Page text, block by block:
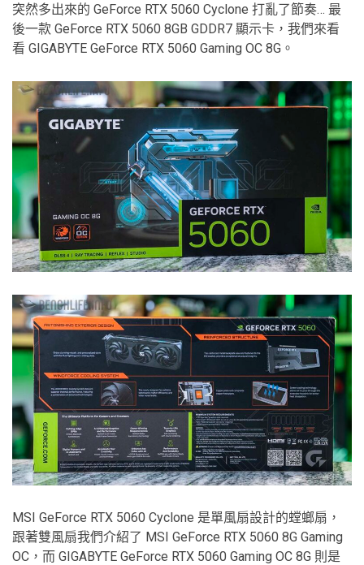
突然多出來的 GeForce RTX 5060 Cyclone 打亂了節奏… 最
後一款 GeForce RTX 5060 8GB GDDR7 顯示卡，我們來看
看 GIGABYTE GeForce RTX 5060 Gaming OC 8G。
MSI GeForce RTX 5060 Cyclone 是單風扇設計的螳螂扇，
跟著雙風扇我們介紹了 MSI GeForce RTX 5060 8G Gaming
OC，而 GIGABYTE GeForce RTX 5060 Gaming OC 8G 則是